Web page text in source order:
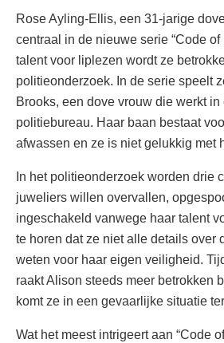
Rose Ayling-Ellis, een 31-jarige
centraal in de nieuwe serie “Code of
talent voor liplezen wordt ze
politieonderzoek. In de serie speelt
Brooks, een dove vrouw die werkt
politiebureau. Haar baan bestaat
afwassen en ze is niet gelukkig met
In het politieonderzoek worden drie
juweliers willen overvallen,
ingeschakeld vanwege haar talent
te horen dat ze niet alle details over
weten voor haar eigen veiligheid.
raakt Alison steeds meer betrokken
komt ze in een gevaarlijke situatie
Wat het meest intrigeert aan “Code